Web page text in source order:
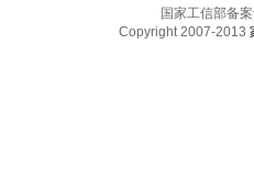
国家工信部备
Copyright 2007-2013